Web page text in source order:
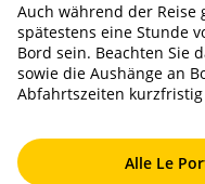
Auch während der Reise
spätestens eine Stunde
Bord sein. Beachten Sie
sowie die Aushänge an
Abfahrtszeiten
Alle Le